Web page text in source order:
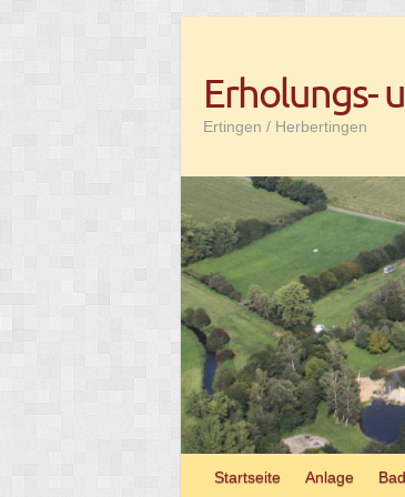
Skip
Erholungs-
Ertingen / Herbertingen
Start­seite Anlage